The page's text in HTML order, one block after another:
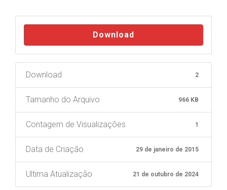
Download
Download 2
Tamanho do Arquivo 966 KB
Contagem de Visualizações 1
Data de Criação 29 de janeiro de 2015
Ultima Atualização 21 de outubro de 2024